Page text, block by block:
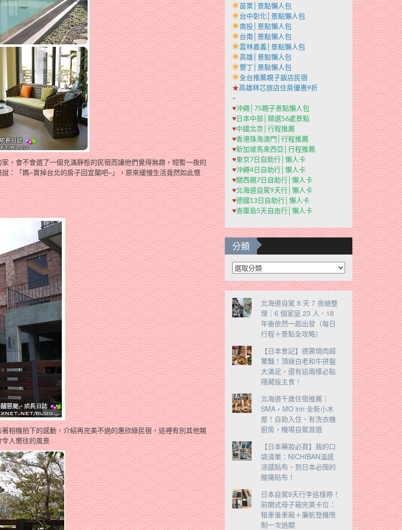
，會不會選了一個充滿靜態的民宿而讓他們覺得無趣，短暫一夜的
：「媽~賣掉台北的房子回宜蘭吧~」，原來緩慢生活竟然如此愜
相機拍下的感動，介紹再完美不過的惠欣綠民宿，這裡有別其他親
人嚮往的風景
苗栗│景點懶人包
台中彰化│景點懶人包
南投│景點懶人包
台南│景點懶人包
雲林嘉義│景點懶人包
高雄│景點懶人包
墾丁│景點懶人包
全台推薦親子飯店民宿
★高雄秝芯旅店住房優惠9折
–
♥沖繩│75親子景點懶人包
♥日本中部│精選56處景點
♥中國北京│行程推薦
♥香港珠海澳門│行程推薦
♥新加坡馬來西亞│行程推薦
♥東京7日自助行│懶人卡
♥沖繩4日自助行│懶人卡
♥關西親7日自助行│懶人卡
♥北海道自駕9天行│懶人卡
♥德國13日自助行│懶人卡
♥峇厘島5天自由行│懶人卡
分類
分
類
北海道自駕 8 天 7 夜總整
理｜6 個家庭 23 人、18
年後依然一起出發（每日
行程＋景點全攻略）
【日本食記】德壽燒肉超
驚豔！頂級白老和牛拼盤
大滿足，還有這兩樣必點
隱藏版主食！
北海道千歲住宿推薦｜
SMA・MO inn 全新小木
屋！自助入住、有洗衣機
廚房，機場自駕首選
【日本藥妝必買】我的口
袋清單：NICHIBAN溫感
涼感貼布，到日本必囤的
酸痛貼布！
日本自駕9天行李這樣帶！
前開式母子箱完美卡位：
租車後車廂＋廉航登機限
制一次過關